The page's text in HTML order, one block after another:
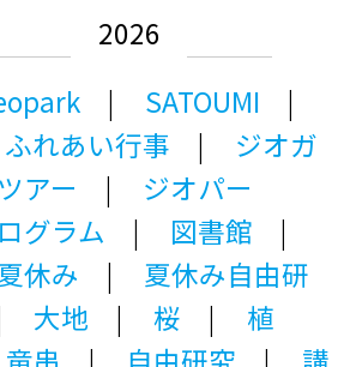
2026
SATOUMI
ふれあい行事
ジオガ
アー
ジオパー
グラム
図書館
休み
夏休み自由研
大地 桜
植